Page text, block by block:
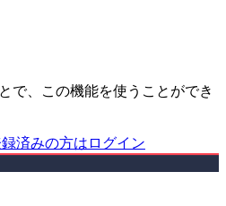
で、この機能を使うことができ
済みの方はログイン